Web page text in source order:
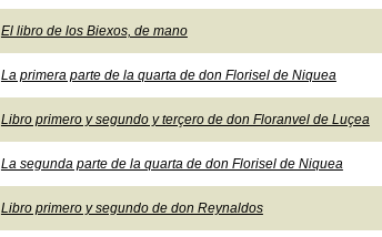
El libro de los Biexos, de mano
La primera parte de la quarta de don Florisel de Niquea
Libro primero y segundo y terçero de don Floranvel de Luçea
La segunda parte de la quarta de don Florisel de Niquea
Libro primero y segundo de don Reynaldos